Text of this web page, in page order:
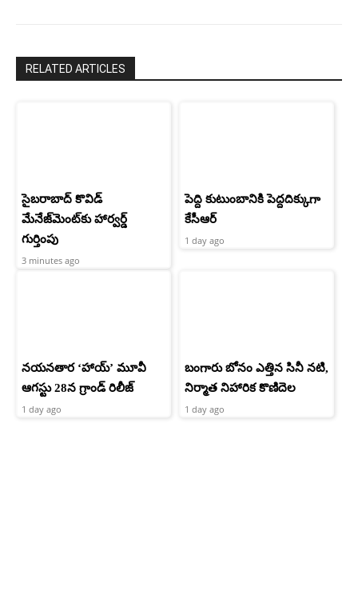
RELATED ARTICLES
సైబరాబాద్‌ కొవిడ్‌
మేనేజ్‌మెంట్‌కు హార్వర్డ్‌
గుర్తింపు
3 minutes ago
పెద్ది కుటుంబానికి పెద్దదిక్కుగా
కేసీఆర్
1 day ago
నయనతార ‘హాయ్’ మూవీ
ఆగస్టు 28న గ్రాండ్ రిలీజ్
1 day ago
బంగారు బోనం ఎత్తిన సినీ నటి,
నిర్మాత నిహారిక కొణిదెల
1 day ago